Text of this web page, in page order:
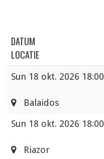
DATUM
LOCATIE
Sun 18 okt. 2026 18:00
Balaidos
Sun 18 okt. 2026 18:00
Riazor